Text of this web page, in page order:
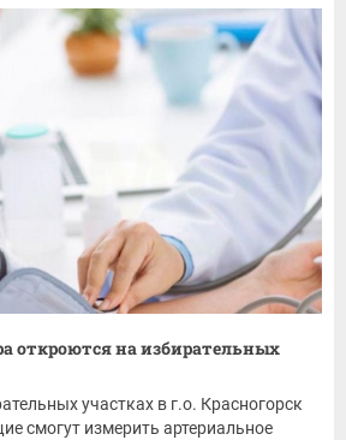
откроются на избирательных
участках в г.о. Красногорск
смогут измерить артериальное